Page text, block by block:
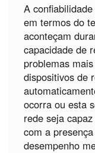
A
em termos do
aconteçam
capacidade de
problemas
dispositivos de
ocorra ou esta
rede seja
com a
desempenho